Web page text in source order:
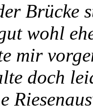
Brücke
wohl
mir
doch